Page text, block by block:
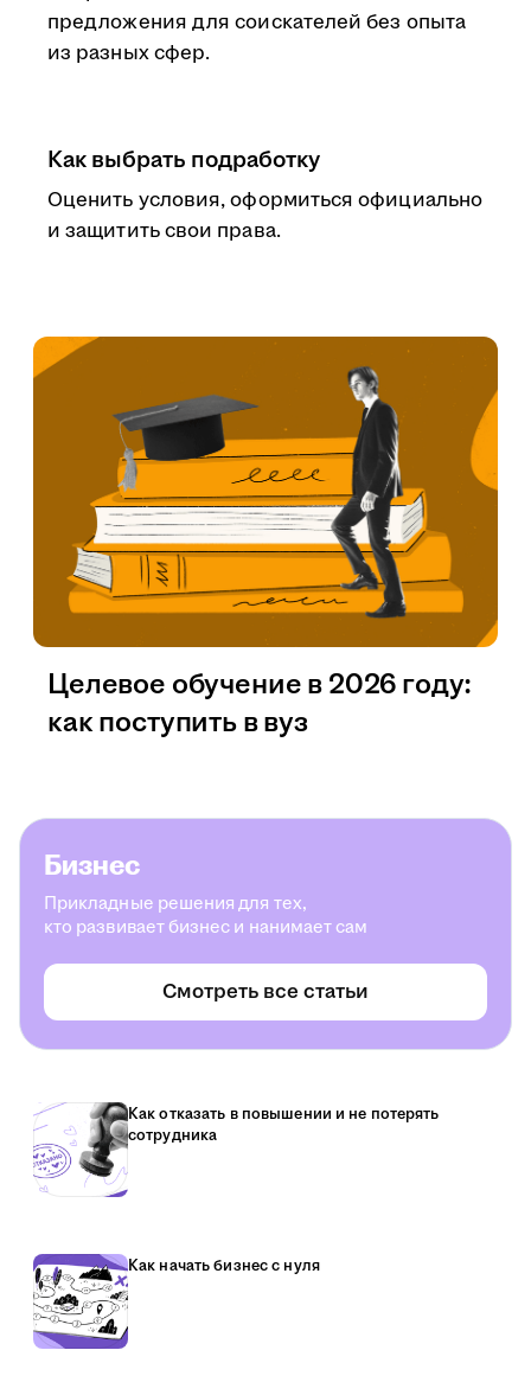
предложения для соискателей без опыта
из разных сфер.
Как выбрать подработку
Оценить условия, оформиться официально
и защитить свои права.
Целевое обучение в 2026 году:
как поступить в вуз
Бизнес
Прикладные решения для тех,
кто развивает бизнес и нанимает сам
Смотреть все статьи
Как отказать в повышении и не потерять
сотрудника
Как начать бизнес с нуля